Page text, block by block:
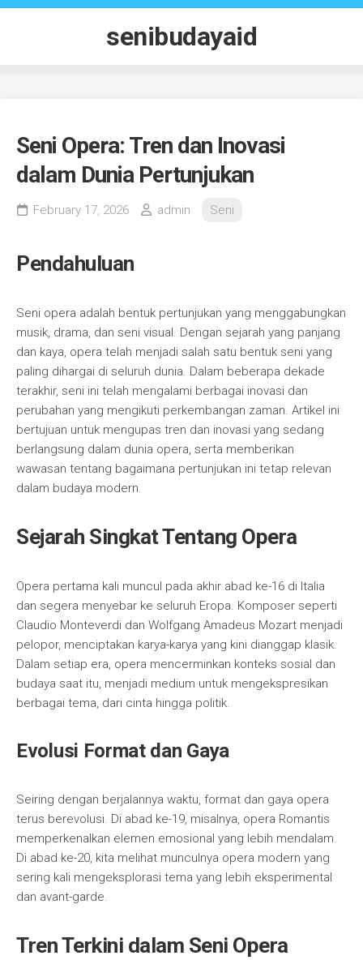
Skip
senibudayaid
Seni Opera: Tren dan Inovasi
dalam Dunia Pertunjukan
February 17, 2026 admin Seni
Pendahuluan
Seni opera adalah bentuk pertunjukan yang menggabungkan
musik, drama, dan seni visual. Dengan sejarah yang panjang
dan kaya, opera telah menjadi salah satu bentuk seni yang
paling dihargai di seluruh dunia. Dalam beberapa dekade
terakhir, seni ini telah mengalami berbagai inovasi dan
perubahan yang mengikuti perkembangan zaman. Artikel ini
bertujuan untuk mengupas tren dan inovasi yang sedang
berlangsung dalam dunia opera, serta memberikan
wawasan tentang bagaimana pertunjukan ini tetap relevan
dalam budaya modern.
Sejarah Singkat Tentang Opera
Opera pertama kali muncul pada akhir abad ke-16 di Italia
dan segera menyebar ke seluruh Eropa. Komposer seperti
Claudio Monteverdi dan Wolfgang Amadeus Mozart menjadi
pelopor, menciptakan karya-karya yang kini dianggap klasik.
Dalam setiap era, opera mencerminkan konteks sosial dan
budaya saat itu, menjadi medium untuk mengekspresikan
berbagai tema, dari cinta hingga politik.
Evolusi Format dan Gaya
Seiring dengan berjalannya waktu, format dan gaya opera
terus berevolusi. Di abad ke-19, misalnya, opera Romantis
memperkenalkan elemen emosional yang lebih mendalam.
Di abad ke-20, kita melihat munculnya opera modern yang
sering kali mengeksplorasi tema yang lebih eksperimental
dan avant-garde.
Tren Terkini dalam Seni Opera